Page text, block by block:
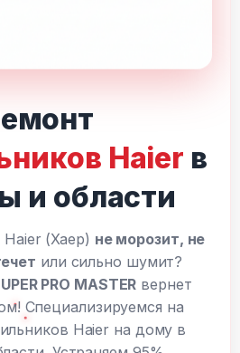
Haier в
и области
(Хаер) не морозит, не
или сильно шумит?
PRO MASTER вернет
Специализируемся на
Haier на дому в